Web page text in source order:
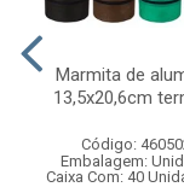
Marmita de
13,5x20,6cm
Código:
Embalagem:
Caixa Com: 40